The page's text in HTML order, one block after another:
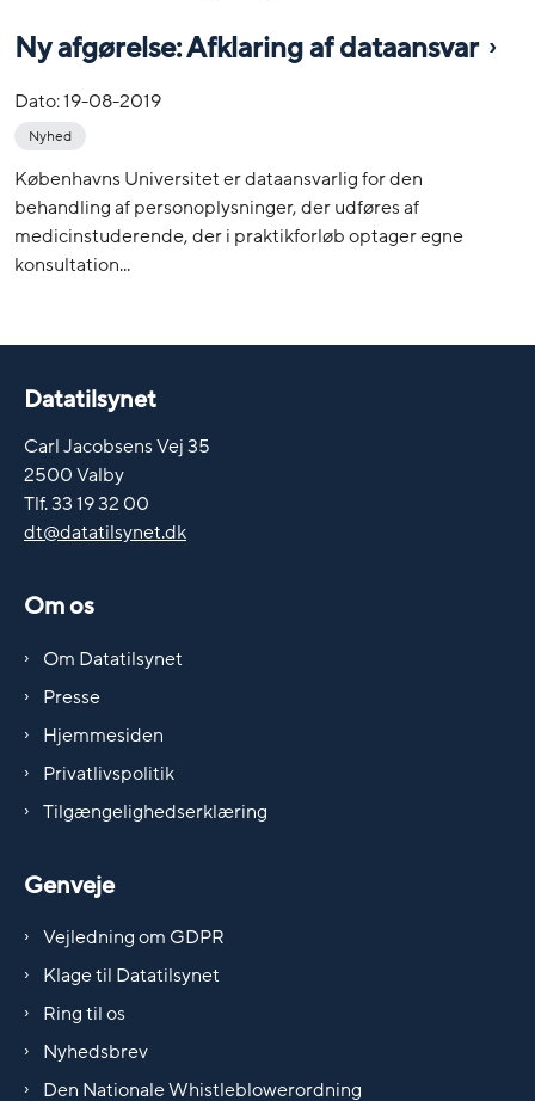
Ny afgørelse: Afklaring af dataansvar
Dato:19-08-2019
Nyhed
Københavns Universitet er dataansvarlig for den
behandling af personoplysninger, der udføres af
medicinstuderende, der i praktikforløb optager egne
konsultation...
Datatilsynet
Carl Jacobsens Vej 35
2500 Valby
Tlf. 33 19 32 00
dt@datatilsynet.dk
Om os
Om Datatilsynet
Presse
Hjemmesiden
Privatlivspolitik
Tilgængelighedserklæring
Genveje
Vejledning om GDPR
Klage til Datatilsynet
Ring til os
Nyhedsbrev
Den Nationale Whistleblowerordning